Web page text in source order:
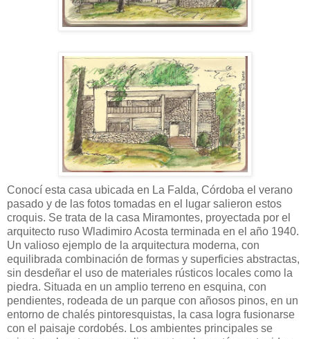
Conocí esta casa ubicada en La Falda, Córdoba el verano
pasado y de las fotos tomadas en el lugar salieron estos
croquis. Se trata de la casa Miramontes, proyectada por el
arquitecto ruso Wladimiro Acosta terminada en el año 1940.
Un valioso ejemplo de la arquitectura moderna, con
equilibrada combinación de formas y superficies abstractas,
sin desdeñar el uso de materiales rústicos locales como la
piedra. Situada en un amplio terreno en esquina, con
pendientes, rodeada de un parque con añosos pinos, en un
entorno de chalés pintoresquistas, la casa logra fusionarse
con el paisaje cordobés. Los ambientes principales se